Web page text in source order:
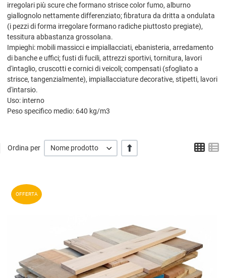
irregolari più scure che formano strisce color fumo, alburno
giallognolo nettamente differenziato; fibratura da dritta a ondulata
(i pezzi di forma irregolare formano radiche piuttosto pregiate),
tessitura abbastanza grossolana.
Impieghi: mobili massicci e impiallacciati, ebanisteria, arredamento
di banche e uffici; fusti di fucili, attrezzi sportivi, tornitura, lavori
d'intaglio, cruscotti e cornici di veicoli; compensati (sfogliato a
strisce, tangenzialmente), impiallacciature decorative, stipetti, lavori
d'intarsio.
Uso: interno
Peso specifico medio: 640 kg/m3
Ordina per Nome prodotto +/-
OFFERTA